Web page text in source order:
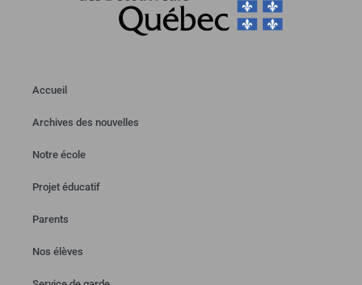
Accueil
Archives des nouvelles
Notre école
Projet éducatif
Parents
Nos élèves